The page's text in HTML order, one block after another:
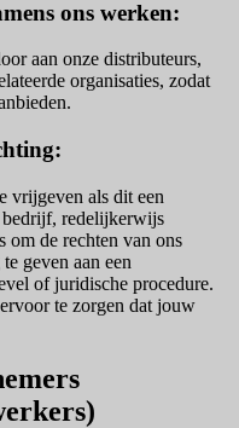
ons werken:
aan onze distributeurs,
organisaties, zodat
vrijgeven als dit een
redelijkerwijs
om de rechten van ons
geven aan een
of juridische procedure.
te zorgen dat jouw